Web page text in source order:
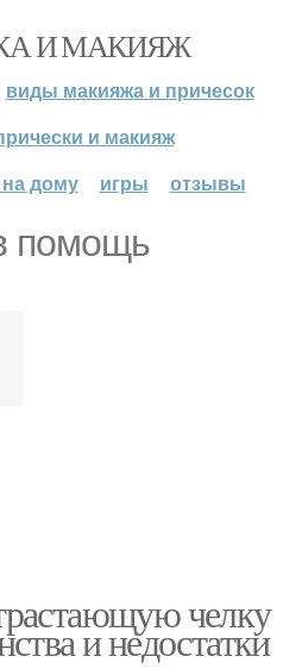
И МАКИЯЖ
виды макияжа и причесок
и макияж
дому
игры отзывы
помощь
челку
и недостатки